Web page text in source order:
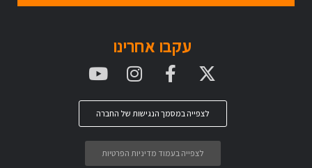
עקבו אחרינו
לצפייה במסמך הנגישות של החברה
לצפייה בעמוד מדיניות הפרטיות